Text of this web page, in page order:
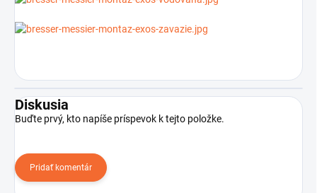
Diskusia
Buďte prvý, kto napíše príspevok k tejto položke.
Pridať komentár